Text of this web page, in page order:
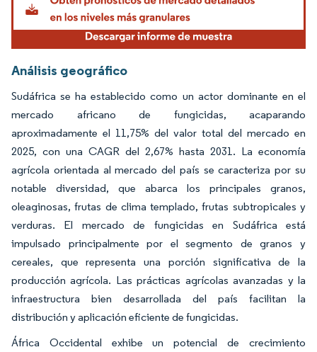
Análisis geográfico
Sudáfrica se ha establecido como un actor dominante en el
mercado africano de fungicidas, acaparando
aproximadamente el 11,75% del valor total del mercado en
2025, con una CAGR del 2,67% hasta 2031. La economía
agrícola orientada al mercado del país se caracteriza por su
notable diversidad, que abarca los principales granos,
oleaginosas, frutas de clima templado, frutas subtropicales y
verduras. El mercado de fungicidas en Sudáfrica está
impulsado principalmente por el segmento de granos y
cereales, que representa una porción significativa de la
producción agrícola. Las prácticas agrícolas avanzadas y la
infraestructura bien desarrollada del país facilitan la
distribución y aplicación eficiente de fungicidas.
África Occidental exhibe un potencial de crecimiento